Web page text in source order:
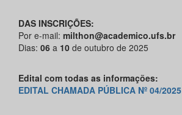
DAS INSCRIÇÕES:
Por e-mail: milthon@academico.ufs.br
Dias: 06 a 10 de outubro de 2025
Edital com todas as informações:
EDITAL CHAMADA PÚBLICA Nº 04/2025